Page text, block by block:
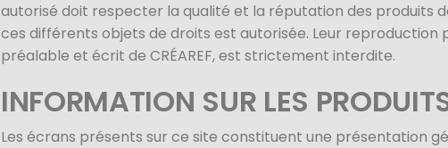
autorisé doit respecter la qualité et la réputation des produits
ces différents objets de droits est autorisée. Leur reproduction
préalable et écrit de CRÉAREF, est strictement interdite.
INFORMATION SUR LES
Les écrans présents sur ce site constituent une présentation